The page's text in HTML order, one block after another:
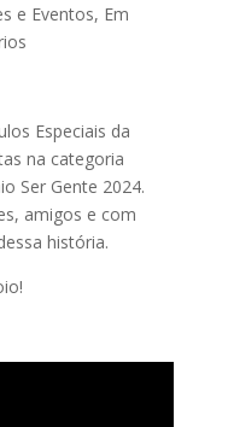
e Eventos, Em
Especiais da
na categoria
Ser Gente 2024.
amigos e com
história.